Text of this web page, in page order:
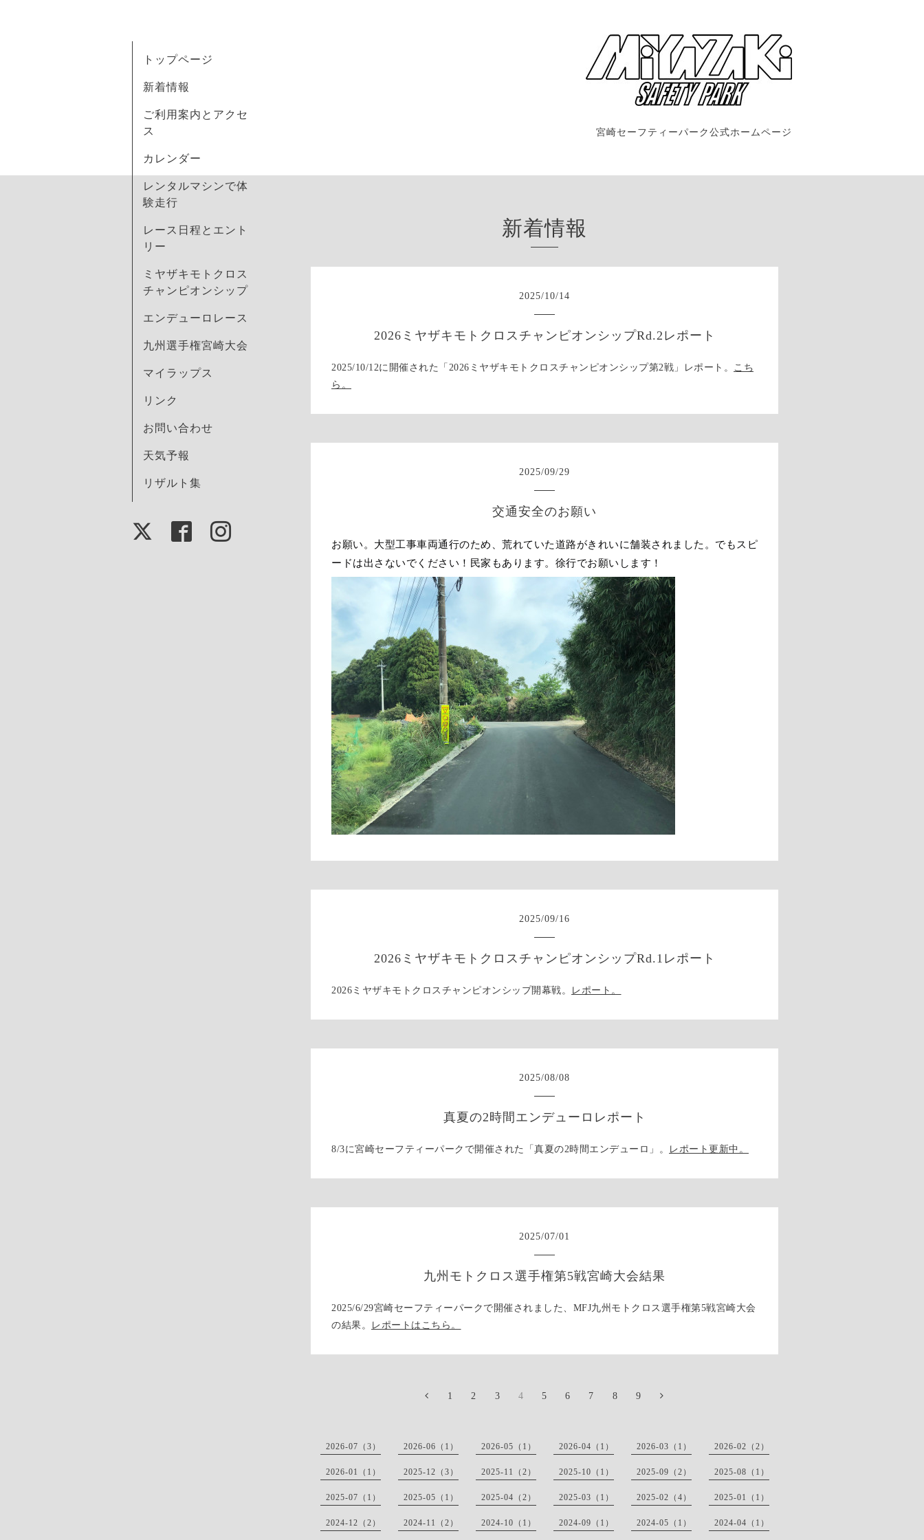
宮崎セーフティーパーク公式ホームページ
トップページ
新着情報
ご利用案内とアクセ
ス
カレンダー
レンタルマシンで体
験走行
レース日程とエント
リー
ミヤザキモトクロス
チャンピオンシップ
エンデューロレース
九州選手権宮崎大会
マイラップス
リンク
お問い合わせ
天気予報
リザルト集
新着情報
2025/10/14
2026ミヤザキモトクロスチャンピオンシップRd.2レポート
2025/10/12に開催された「2026ミヤザキモトクロスチャンピオンシップ第2戦」レポート。 こち
ら。
2025/09/29
交通安全のお願い
お願い。大型工事車両通行のため、荒れていた道路がきれいに舗装されました。でもスピ
ードは出さないでください！民家もあります。徐行でお願いします！
2025/09/16
2026ミヤザキモトクロスチャンピオンシップRd.1レポート
2026ミヤザキモトクロスチャンピオンシップ開幕戦。 レポート。
2025/08/08
真夏の2時間エンデューロレポート
8/3に宮崎セーフティーパークで開催された「真夏の2時間エンデューロ」。 レポート更新中。
2025/07/01
九州モトクロス選手権第5戦宮崎大会結果
2025/6/29宮崎セーフティーパークで開催されました、MFJ九州モトクロス選手権第5戦宮崎大会
の結果。
レポートはこちら。
1 2 3 4 5 6 7 8 9
2026-07（3） 2026-06（1） 2026-05（1） 2026-04（1） 2026-03（1） 2026-02（2）
2026-01（1） 2025-12（3） 2025-11（2） 2025-10（1） 2025-09（2） 2025-08（1）
2025-07（1） 2025-05（1） 2025-04（2） 2025-03（1） 2025-02（4） 2025-01（1）
2024-12（2） 2024-11（2） 2024-10（1） 2024-09（1） 2024-05（1） 2024-04（1）